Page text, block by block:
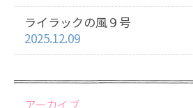
ライラックの風９号
2025.12.09
アーカイブ